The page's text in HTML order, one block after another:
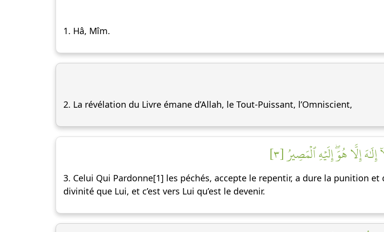
1. Hâ, Mîm.
2. La révélation du Livre émane d’Allah, le Tout-Puissant, l’Omniscient,
إِلَّا هُوَۖ إِلَيۡهِ ٱلۡمَصِيرُ [٣]
3. Celui Qui Pardonne[1] les péchés, accepte le repentir, a dure la punition
divinité que Lui, et c’est vers Lui qu’est le devenir.